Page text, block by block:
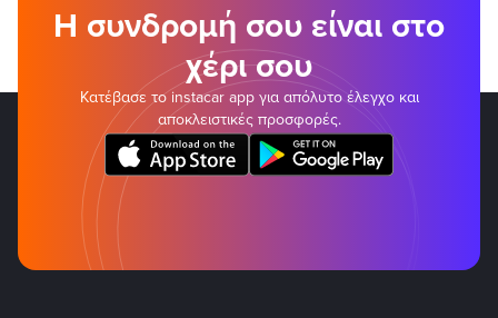
Η συνδρομή σου είναι στο
χέρι σου
Κατέβασε το instacar app για απόλυτο έλεγχο και
αποκλειστικές προσφορές.